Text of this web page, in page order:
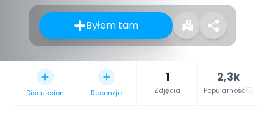
Byłem tam
Discussion Recenzje
1
Zdjęcia
2,3k
Popularność